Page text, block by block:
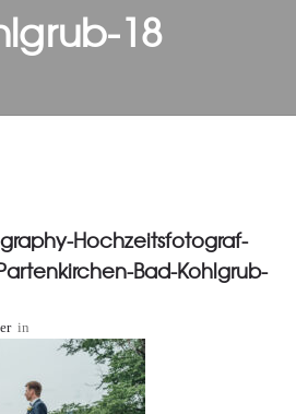
18
Hochzeitsfotograf-
Bad-Kohlgrub-
in